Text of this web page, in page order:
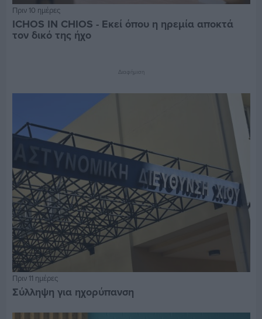
Πριν 10 ημέρες
ICHOS IN CHIOS - Εκεί όπου η ηρεμία αποκτά
τον δικό της ήχο
Διαφήμιση
Πριν 11 ημέρες
Σύλληψη για ηχορύπανση